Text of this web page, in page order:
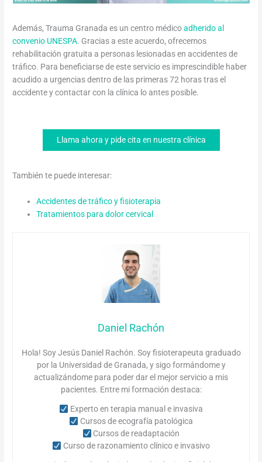
Además, Trauma Granada es un centro médicoadherido al
convenio UNESPA. Gracias a este acuerdo, ofrecemos
rehabilitación gratuita a personas lesionadas en accidentes de
tráfico. Para beneficiarse de este servicio es imprescindible haber
acudido a urgencias dentro de las primeras 72 horas tras el
accidente y contactar con la clínica lo antes posible.
Llama ahora y pide cita en nuestra clínica
También te puede interesar:
Accidentes de tráfico y fisioterapia
Tratamientos para dolor cervical
Daniel Rachón
Hola! Soy Jesús Daniel Rachón. Soy fisioterapeuta graduado
por la Universidad de Granada, y sigo formándome y
actualizándome para poder dar el mejor servicio a mis
pacientes. Entre mi formación destaca:
Experto en terapia manual e invasiva
Cursos de ecografía patológica
Cursos de readaptación
Curso de razonamiento clínico e invasivo